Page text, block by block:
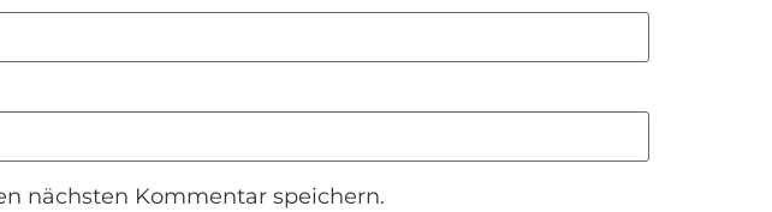
nächsten Kommentar speichern.